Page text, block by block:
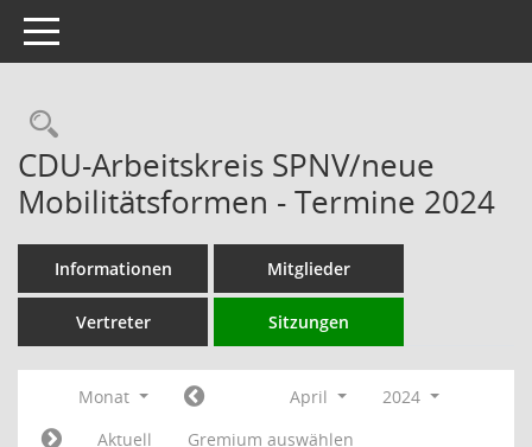
Toggle navigation
Rechercheauswahl
CDU-Arbeitskreis SPNV/neue
Mobilitätsformen - Termine 2024
Informationen Mitglieder
Vertreter Sitzungen
Monat April
2024
Aktuell
Gremium auswählen